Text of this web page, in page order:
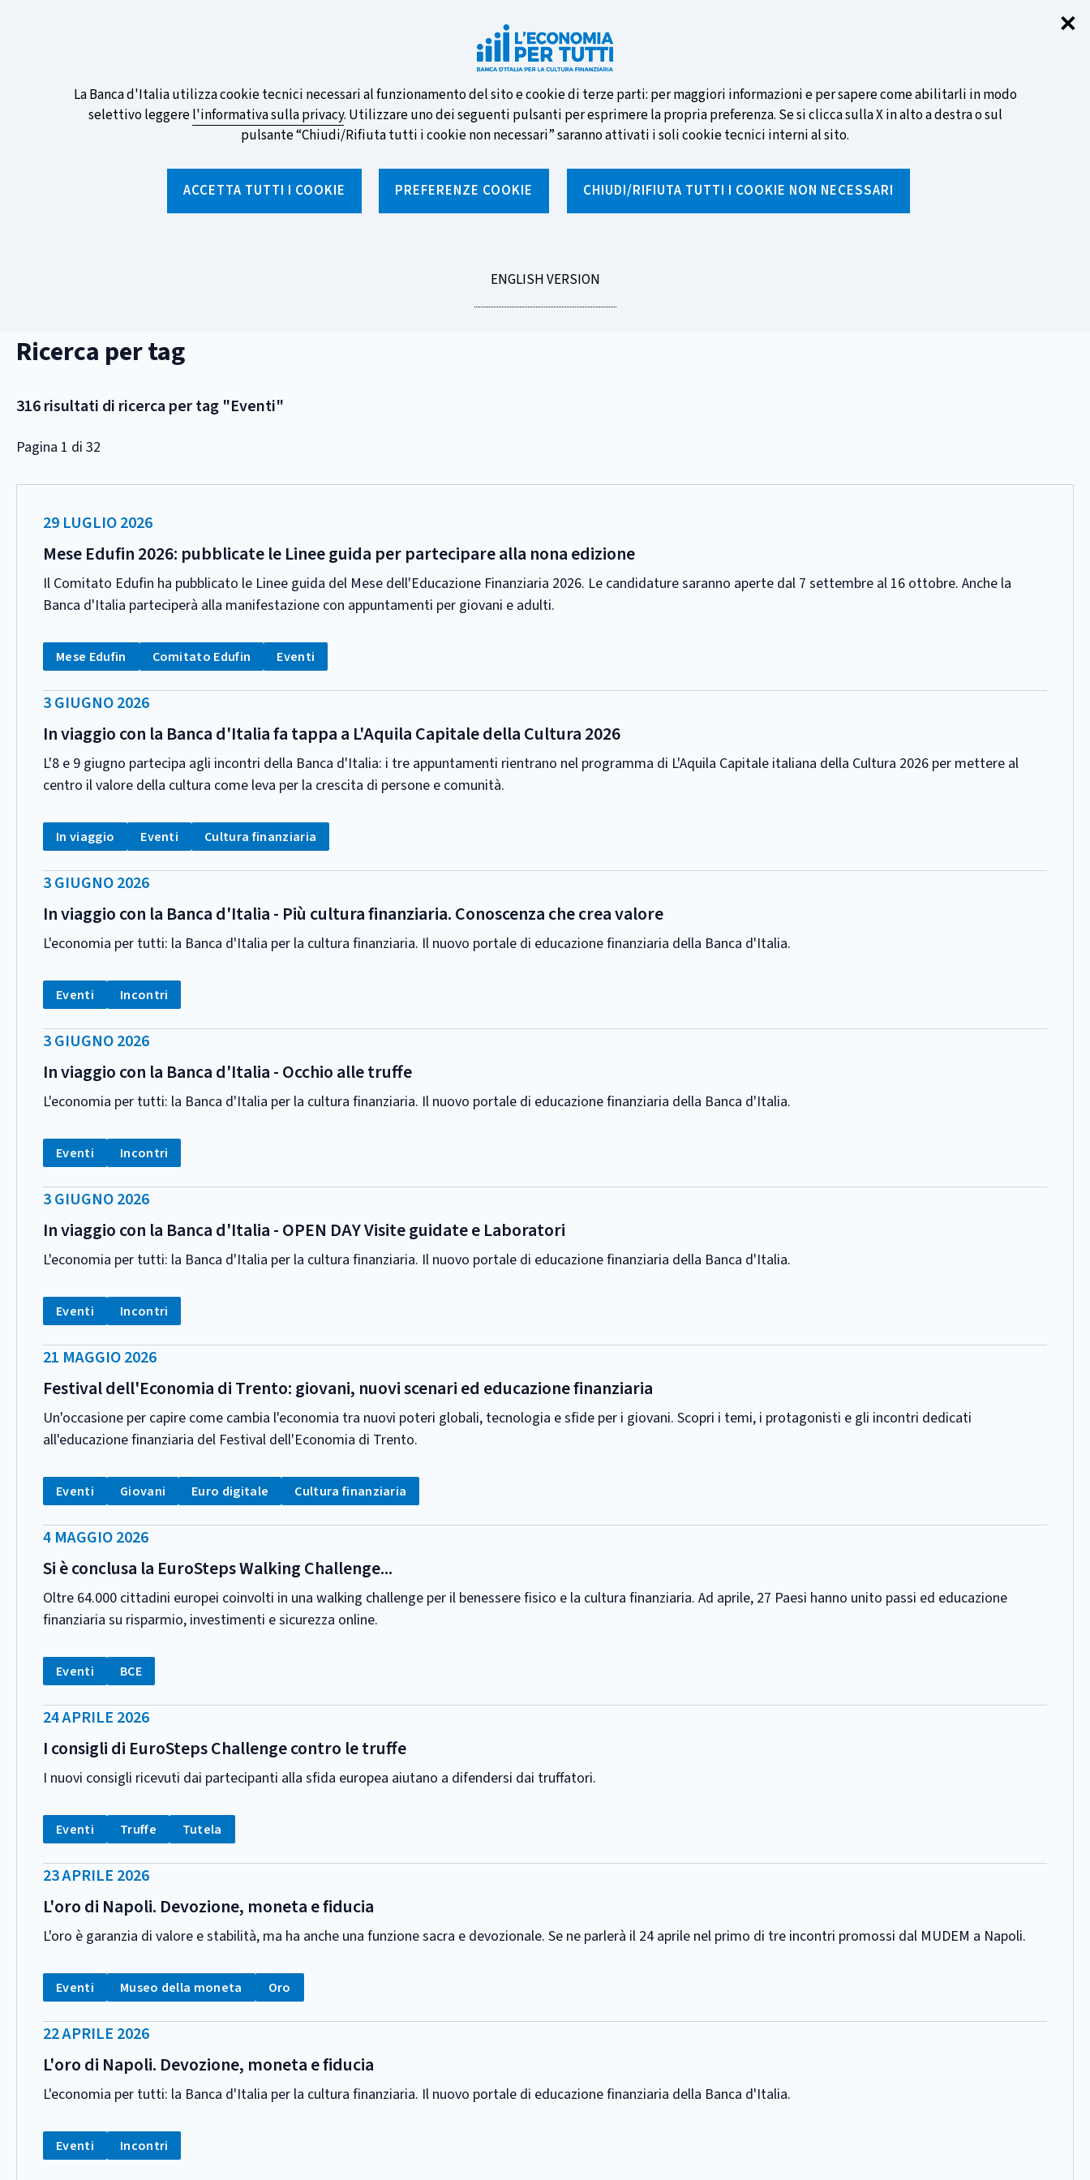
✕
Informativa
La Banca d'Italia utilizza cookie tecnici necessari al funzionamento del sito e cookie di terze parti: per maggiori informazioni e per sapere come abilitarli in modo
selettivo leggerel'informativa sulla privacy. Utilizzare uno dei seguenti pulsanti per esprimere la propria preferenza. Se si clicca sulla X in alto a destra o sul
pulsante “Chiudi/Rifiuta tutti i cookie non necessari” saranno attivati i soli cookie tecnici interni al sito.
ACCETTA TUTTI I COOKIE PREFERENZE COOKIE CHIUDI/RIFIUTA TUTTI I COOKIE NON NECESSARI
GO
ENGLISH VERSION
Version
Partecipa al sondaggio della BCE sulle nuove banconote e vota la tua
preferita!
SCOPRI DI PIÙ
Inserisci
testo
Ricerca per tag
316 risultati di ricerca per tag "Eventi"
Pagina 1 di 32
DATA
PUBBLICAZIONE:
29 LUGLIO 2026
Mese Edufin 2026: pubblicate le Linee guida per partecipare alla nona edizione
Il Comitato Edufin ha pubblicato le Linee guida del Mese dell'Educazione Finanziaria 2026. Le candidature saranno aperte dal 7 settembre al 16 ottobre. Anche la
Banca d'Italia parteciperà alla manifestazione con appuntamenti per giovani e adulti.
CATEGORIA:
Tag:
Mese Edufin Tag:
Comitato Edufin Tag:
Eventi
DATA
PUBBLICAZIONE:
3 GIUGNO 2026
In viaggio con la Banca d'Italia fa tappa a L'Aquila Capitale della Cultura 2026
L'8 e 9 giugno partecipa agli incontri della Banca d'Italia: i tre appuntamenti rientrano nel programma di L'Aquila Capitale italiana della Cultura 2026 per mettere al
centro il valore della cultura come leva per la crescita di persone e comunità.
CATEGORIA:
Tag:
In viaggio Tag:
Eventi Tag:
Cultura finanziaria
DATA
PUBBLICAZIONE:
3 GIUGNO 2026
In viaggio con la Banca d'Italia - Più cultura finanziaria. Conoscenza che crea valore
L'economia per tutti: la Banca d'Italia per la cultura finanziaria. Il nuovo portale di educazione finanziaria della Banca d'Italia.
CATEGORIA:
Tag:
Eventi Tag:
Incontri
DATA
PUBBLICAZIONE:
3 GIUGNO 2026
In viaggio con la Banca d'Italia - Occhio alle truffe
L'economia per tutti: la Banca d'Italia per la cultura finanziaria. Il nuovo portale di educazione finanziaria della Banca d'Italia.
CATEGORIA:
Tag:
Eventi Tag:
Incontri
DATA
PUBBLICAZIONE:
3 GIUGNO 2026
In viaggio con la Banca d'Italia - OPEN DAY Visite guidate e Laboratori
L'economia per tutti: la Banca d'Italia per la cultura finanziaria. Il nuovo portale di educazione finanziaria della Banca d'Italia.
CATEGORIA:
Tag:
Eventi Tag:
Incontri
DATA
PUBBLICAZIONE:
21 MAGGIO 2026
Festival dell'Economia di Trento: giovani, nuovi scenari ed educazione finanziaria
Un'occasione per capire come cambia l'economia tra nuovi poteri globali, tecnologia e sfide per i giovani. Scopri i temi, i protagonisti e gli incontri dedicati
all'educazione finanziaria del Festival dell'Economia di Trento.
CATEGORIA:
Tag:
Eventi Tag:
Giovani Tag:
Euro digitale Tag:
Cultura finanziaria
DATA
PUBBLICAZIONE:
4 MAGGIO 2026
Si è conclusa la EuroSteps Walking Challenge...
Oltre 64.000 cittadini europei coinvolti in una walking challenge per il benessere fisico e la cultura finanziaria. Ad aprile, 27 Paesi hanno unito passi ed educazione
finanziaria su risparmio, investimenti e sicurezza online.
CATEGORIA:
Tag:
Eventi Tag:
BCE
DATA
PUBBLICAZIONE:
24 APRILE 2026
I consigli di EuroSteps Challenge contro le truffe
I nuovi consigli ricevuti dai partecipanti alla sfida europea aiutano a difendersi dai truffatori.
CATEGORIA:
Tag:
Eventi Tag:
Truffe Tag:
Tutela
DATA
PUBBLICAZIONE:
23 APRILE 2026
L'oro di Napoli. Devozione, moneta e fiducia
L'oro è garanzia di valore e stabilità, ma ha anche una funzione sacra e devozionale. Se ne parlerà il 24 aprile nel primo di tre incontri promossi dal MUDEM a Napoli.
CATEGORIA:
Tag:
Eventi Tag:
Museo della moneta Tag:
Oro
DATA
PUBBLICAZIONE:
22 APRILE 2026
L'oro di Napoli. Devozione, moneta e fiducia
L'economia per tutti: la Banca d'Italia per la cultura finanziaria. Il nuovo portale di educazione finanziaria della Banca d'Italia.
CATEGORIA:
Tag:
Eventi Tag:
Incontri